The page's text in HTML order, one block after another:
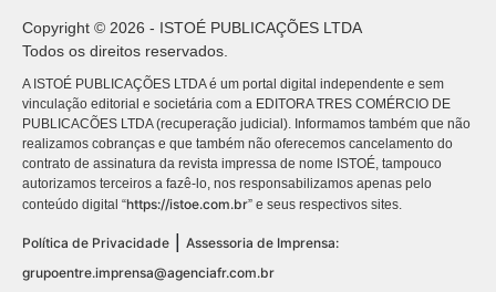
Copyright © 2026 - ISTOÉ PUBLICAÇÕES LTDA
Todos os direitos reservados.
A ISTOÉ PUBLICAÇÕES LTDA é um portal digital independente e sem
vinculação editorial e societária com a EDITORA TRES COMÉRCIO DE
PUBLICACÕES LTDA (recuperação judicial). Informamos também que não
realizamos cobranças e que também não oferecemos cancelamento do
contrato de assinatura da revista impressa de nome ISTOÉ, tampouco
autorizamos terceiros a fazê-lo, nos responsabilizamos apenas pelo
conteúdo digital “https://istoe.com.br” e seus respectivos sites.
Política de Privacidade
Assessoria de Imprensa:
grupoentre.imprensa@agenciafr.com.br